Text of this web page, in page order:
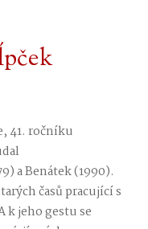
41. ročníku
a Benátek (1990).
časů pracující s
k jeho gestu se